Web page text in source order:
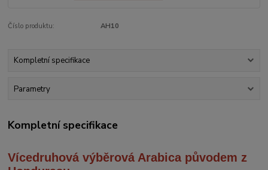
Číslo produktu: AH10
Kompletní specifikace
Parametry
Kompletní specifikace
Vícedruhová výběrová Arabica původem z